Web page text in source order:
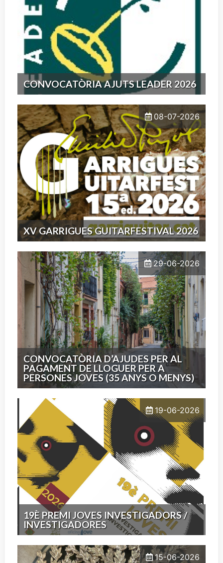
CONVOCATÒRIA AJUTS LEADER 2026
08-07-2026
XV GARRIGUES GUITARFESTIVAL 2026
29-06-2026
CONVOCATÒRIA D’AJUDES PER AL
PAGAMENT DE LLOGUER PER A
PERSONES JOVES (35 ANYS O MENYS)
19-06-2026
19È PREMI JOVES INVESTIGADORS /
INVESTIGADORES
15-06-2026